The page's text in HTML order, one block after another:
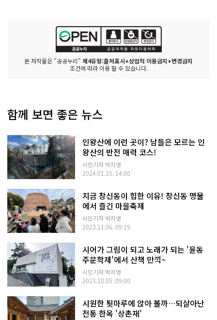
본 저작물은 "공공누리" 제4유형:출처표시+상업적 이용금지+변경금지
조건에 따라 이용 할 수 있습니다.
함께 보면 좋은 뉴스
인왕산에 이런 곳이? 남들은 모르는 인
왕산의 반전 매력 코스!
시민기자 박지영
2024.01.15. 14:00
지금 창신동이 힙한 이유! 창신동 명물
에서 즐긴 마을축제
시민기자 박지영
2023.11.06. 09:19
시어가 그림이 되고 노래가 되는 '윤동
주문학제'에서 산책 만끽~
시민기자 박지영
2023.10.05. 09:00
시원한 툇마루에 앉아 볼까…되살아난
전통 한옥 '상촌재'